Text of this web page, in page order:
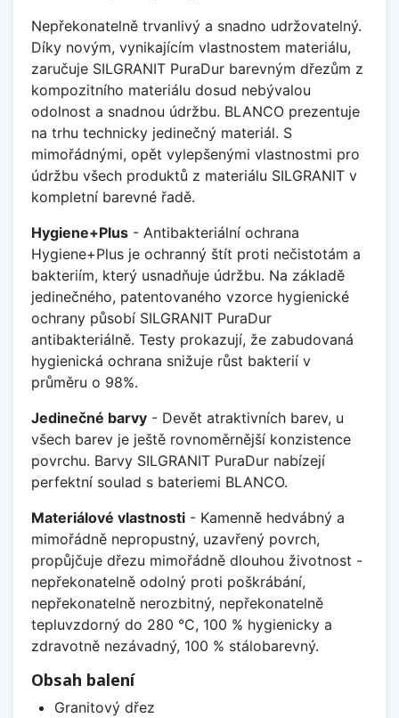
Nepřekonatelně trvanlivý a snadno udržovatelný.
Díky novým, vynikajícím vlastnostem materiálu,
zaručuje SILGRANIT PuraDur barevným dřezům z
kompozitního materiálu dosud nebývalou
odolnost a snadnou údržbu. BLANCO prezentuje
na trhu technicky jedinečný materiál. S
mimořádnými, opět vylepšenými vlastnostmi pro
údržbu všech produktů z materiálu SILGRANIT v
kompletní barevné řadě.
Hygiene+Plus - Antibakteriální ochrana
Hygiene+Plus je ochranný štít proti nečistotám a
bakteriím, který usnadňuje údržbu. Na základě
jedinečného, patentovaného vzorce hygienické
ochrany působí SILGRANIT PuraDur
antibakteriálně. Testy prokazují, že zabudovaná
hygienická ochrana snižuje růst bakterií v
průměru o 98%.
Jedinečné barvy - Devět atraktivních barev, u
všech barev je ještě rovnoměrnější konzistence
povrchu. Barvy SILGRANIT PuraDur nabízejí
perfektní soulad s bateriemi BLANCO.
Materiálové vlastnosti - Kamenně hedvábný a
mimořádně nepropustný, uzavřený povrch,
propůjčuje dřezu mimořádně dlouhou životnost -
nepřekonatelně odolný proti poškrábání,
nepřekonatelně nerozbitný, nepřekonatelně
tepluvzdorný do 280 °C, 100 % hygienicky a
zdravotně nezávadný, 100 % stálobarevný.
Obsah balení
Granitový dřez